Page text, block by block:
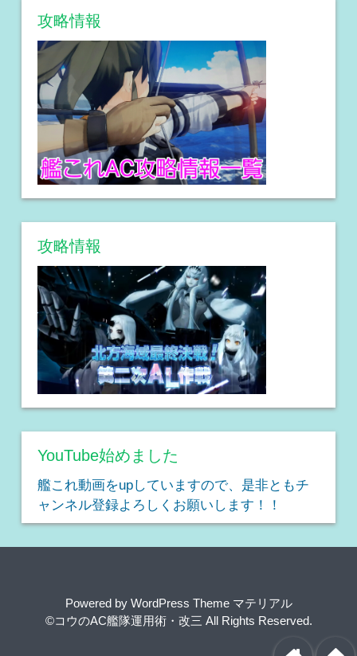
攻略情報
攻略情報
YouTube始めました
艦これ動画をupしていますので、是非ともチ
ャンネル登録よろしくお願いします！！
Powered by WordPress Theme マテリアル
©コウのAC艦隊運用術・改三 All Rights Reserved.